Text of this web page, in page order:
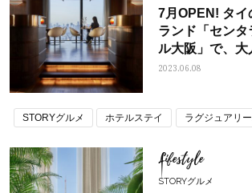
7月OPEN! タイ
ランド「セン
ル大阪」で、
いかが？
2023.06.08
STORYグルメ ホテルステイ ラグジュアリ
Lifestyle
STORYグルメ